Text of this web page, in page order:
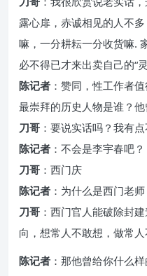
露心扉，赤诚相见的人不
嘛，一分耕耘一分收货嘛.
必不得已才来出卖自己的“
陈记者 ：赞同，性工作者
最崇拜的历史人物是谁？
刀哥 ：要说实话吗？我有
陈记者 ：不会是李宇春吧？
刀哥 ：西门庆
陈记者 ：为什么是西门老师
刀哥 ：西门官人能破除封
向，想常人不敢想，做常
陈记者 ：那他曾给你什么